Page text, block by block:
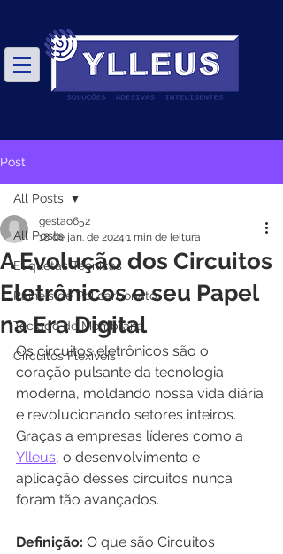
Post
All Posts
Etiquetas Técnicas
Painéis de Policarbonato
Teclado de Membrana
Circuitos Flexíveis
All Posts
A Evolução dos Circuitos
Eletrônicos e seu Papel
na Era Digital
gestao652
18 de jan. de 2024 1 min de leitura
Os circuitos eletrônicos são o
coração pulsante da tecnologia
moderna, moldando nossa vida diária
e revolucionando setores inteiros.
Graças a empresas líderes como a
Ylleus, o desenvolvimento e
aplicação desses circuitos nunca
foram tão avançados.
Definição: O que são Circuitos